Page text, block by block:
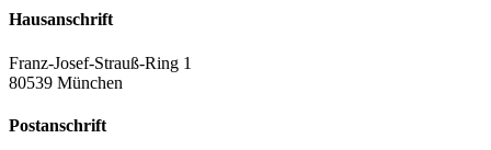
Hausanschrift
Franz-Josef-Strauß-Ring 1
80539 München
Postanschrift